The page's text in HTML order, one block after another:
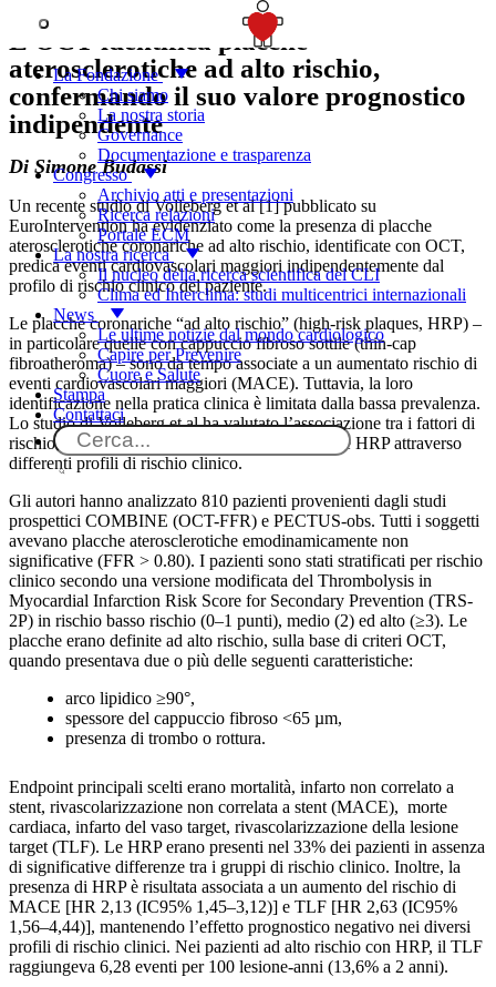
La Fondazione
Chi siamo
La nostra storia
Governance
Documentazione e trasparenza
Congresso
Archivio atti e presentazioni
Ricerca relazioni
Portale ECM
La nostra ricerca
Il nucleo della ricerca scientifica del CLI
Clima ed Interclima: studi multicentrici internazionali
News
Le ultime notizie dal mondo cardiologico
Capire per Prevenire
Cuore e Salute
Stampa
Contattaci
L’OCT identifica placche
aterosclerotiche ad alto rischio,
confermando il suo valore prognostico
indipendente
Di Simone Budassi
Un recente studio di Volleberg et al [1] pubblicato su
EuroIntervention ha evidenziato come la presenza di placche
aterosclerotiche coronariche ad alto rischio, identificate con OCT,
predica eventi cardiovascolari maggiori indipendentemente dal
profilo di rischio clinico del paziente.
Le placche coronariche “ad alto rischio” (high-risk plaques, HRP) –
in particolare quelle con cappuccio fibroso sottile (thin-cap
fibroatheroma) – sono da tempo associate a un aumentato rischio di
eventi cardiovascolari maggiori (MACE). Tuttavia, la loro
identificazione nella pratica clinica è limitata dalla bassa prevalenza.
Lo studio di Volleberg et al ha valutato l’associazione tra i fattori di
rischio clinici tradizionali e l’impatto clinico delle HRP attraverso
differenti profili di rischio clinico.
Gli autori hanno analizzato 810 pazienti provenienti dagli studi
prospettici COMBINE (OCT-FFR) e PECTUS-obs. Tutti i soggetti
avevano placche aterosclerotiche emodinamicamente non
significative (FFR > 0.80). I pazienti sono stati stratificati per rischio
clinico secondo una versione modificata del Thrombolysis in
Myocardial Infarction Risk Score for Secondary Prevention (TRS-
2P) in rischio basso rischio (0–1 punti), medio (2) ed alto (≥3). Le
placche erano definite ad alto rischio, sulla base di criteri OCT,
quando presentava due o più delle seguenti caratteristiche:
arco lipidico ≥90°,
spessore del cappuccio fibroso <65 µm,
presenza di trombo o rottura.
Endpoint principali scelti erano mortalità, infarto non correlato a
stent, rivascolarizzazione non correlata a stent (MACE), morte
cardiaca, infarto del vaso target, rivascolarizzazione della lesione
target (TLF). Le HRP erano presenti nel 33% dei pazienti in assenza
di significative differenze tra i gruppi di rischio clinico. Inoltre, la
presenza di HRP è risultata associata a un aumento del rischio di
MACE [HR 2,13 (IC95% 1,45–3,12)] e TLF [HR 2,63 (IC95%
1,56–4,44)], mantenendo l’effetto prognostico negativo nei diversi
profili di rischio clinici. Nei pazienti ad alto rischio con HRP, il TLF
raggiungeva 6,28 eventi per 100 lesione-anni (13,6% a 2 anni).